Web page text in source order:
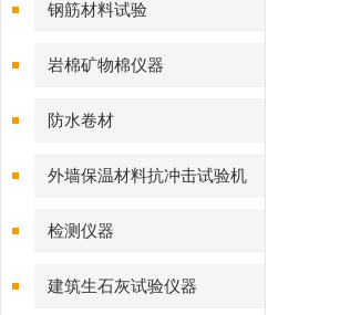
钢筋材料试验
岩棉矿物棉仪器
防水卷材
外墙保温材料抗冲击试验机
检测仪器
建筑生石灰试验仪器